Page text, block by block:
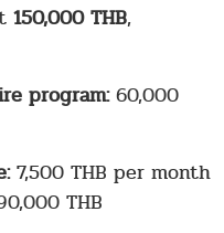
150,000 THB,
program:60,000
7,500 THB per month
THB